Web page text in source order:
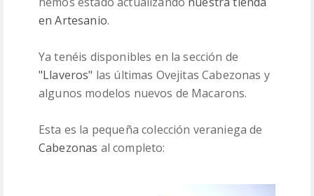
en Artesanio.
Ya tenéis disponibles en la sección de
"Llaveros" las últimas Ovejitas Cabezonas y
algunos modelos nuevos de Macarons.
Esta es la pequeña colección veraniega de
Cabezonas al completo: